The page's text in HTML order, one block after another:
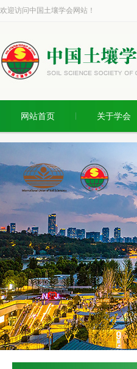
欢迎访问中国土壤学会网站！
网站首页 关于学会